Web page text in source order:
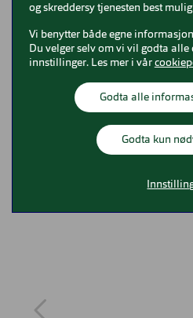
og skreddersy tjenesten best
Vi benytter både egne
Du velger selv om vi vil godta alle
innstillinger. Les mer i vår
Godta alle
Godta kun